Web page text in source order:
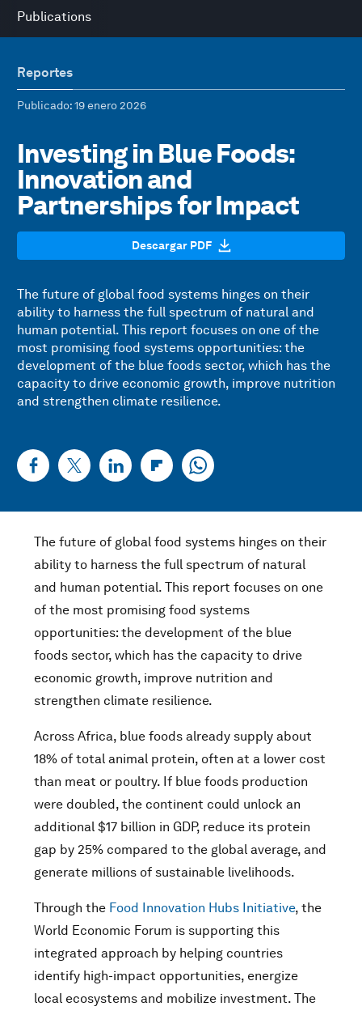
Publications
Reportes
Publicado: 19 enero 2026
Investing in Blue Foods:
Innovation and
Partnerships for Impact
Descargar PDF
The future of global food systems hinges on their
ability to harness the full spectrum of natural and
human potential. This report focuses on one of the
most promising food systems opportunities: the
development of the blue foods sector, which has the
capacity to drive economic growth, improve nutrition
and strengthen climate resilience.
The future of global food systems hinges on their
ability to harness the full spectrum of natural
and human potential. This report focuses on one
of the most promising food systems
opportunities: the development of the blue
foods sector, which has the capacity to drive
economic growth, improve nutrition and
strengthen climate resilience.
Across Africa, blue foods already supply about
18% of total animal protein, often at a lower cost
than meat or poultry. If blue foods production
were doubled, the continent could unlock an
additional $17 billion in GDP, reduce its protein
gap by 25% compared to the global average, and
generate millions of sustainable livelihoods.
Through the Food Innovation Hubs Initiative, the
World Economic Forum is supporting this
integrated approach by helping countries
identify high-impact opportunities, energize
local ecosystems and mobilize investment. The